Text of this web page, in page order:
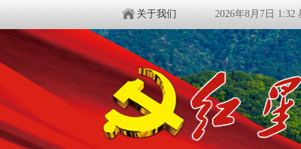
关于我们 2026年8月7日 1:32